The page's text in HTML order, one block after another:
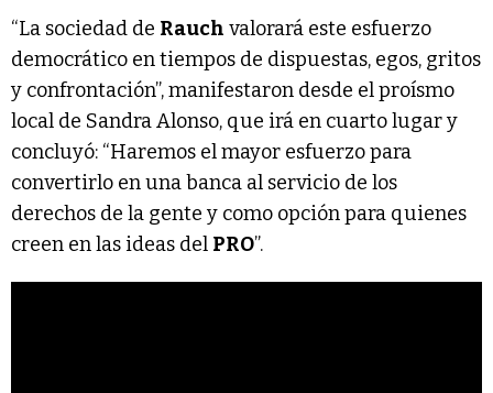
“La sociedad de Rauch valorará este esfuerzo
democrático en tiempos de dispuestas, egos, gritos
y confrontación”, manifestaron desde el proísmo
local de Sandra Alonso, que irá en cuarto lugar y
concluyó: “Haremos el mayor esfuerzo para
convertirlo en una banca al servicio de los
derechos de la gente y como opción para quienes
creen en las ideas del PRO”.